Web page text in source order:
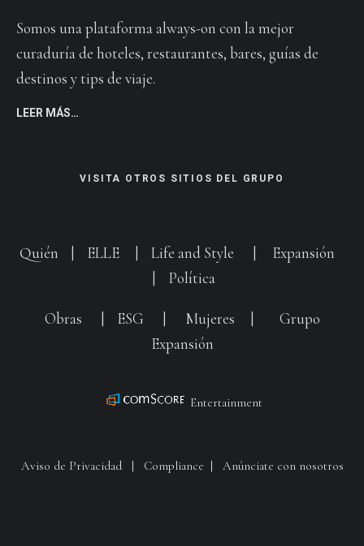
Somos una plataforma always-on con la mejor
curaduría de hoteles, restaurantes, bares, guías de
destinos y tips de viaje.
LEER MÁS…
VISITA OTROS SITIOS DEL GRUPO
Quién ELLE Life and Style
Expansión
Política
Obras ESG Mujeres
Grupo
Expansión
Entertainment
Aviso de Privacidad| Compliance | Anúnciate con nosotros